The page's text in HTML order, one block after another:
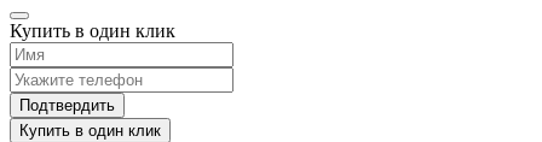
Купить в один клик
Подтвердить
Купить в один клик